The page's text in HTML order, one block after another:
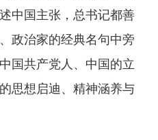
中国主张，总书记都善
政治家的经典名句中旁
国共产党人、中国的立
思想启迪、精神涵养与